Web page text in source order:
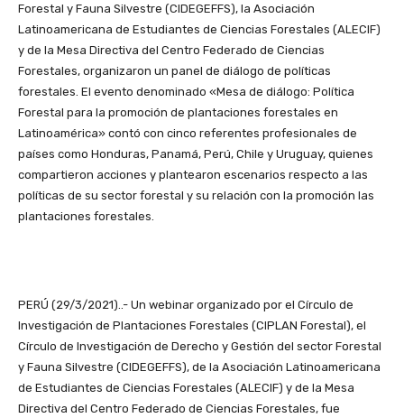
Forestal y Fauna Silvestre (CIDEGEFFS), la Asociación
Latinoamericana de Estudiantes de Ciencias Forestales (ALECIF)
y de la Mesa Directiva del Centro Federado de Ciencias
Forestales, organizaron un panel de diálogo de políticas
forestales. El evento denominado «Mesa de diálogo: Política
Forestal para la promoción de plantaciones forestales en
Latinoamérica» contó con cinco referentes profesionales de
países como Honduras, Panamá, Perú, Chile y Uruguay, quienes
compartieron acciones y plantearon escenarios respecto a las
políticas de su sector forestal y su relación con la promoción las
plantaciones forestales.
PERÚ (29/3/2021)..- Un webinar organizado por el Círculo de
Investigación de Plantaciones Forestales (CIPLAN Forestal), el
Círculo de Investigación de Derecho y Gestión del sector Forestal
y Fauna Silvestre (CIDEGEFFS), de la Asociación Latinoamericana
de Estudiantes de Ciencias Forestales (ALECIF) y de la Mesa
Directiva del Centro Federado de Ciencias Forestales, fue